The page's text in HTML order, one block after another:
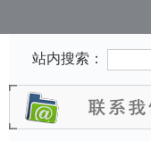
站内搜索：